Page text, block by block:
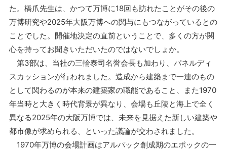
た。橋爪先生は、かつて万博に18回も訪れたことがその後の
万博研究や2025年大阪万博への関与にもつながっているとの
ことでした。開催地決定の直前ということで、多くの方が関
心を持ってお聞きいただいたのではないでしょか。
第3部は、当社の三輪泰司名誉会長も加わり、パネルディ
スカッションが行われました。造成から建築まで一連のもの
として関わるのが本来の建築家の職能であること、また1970
年当時と大きく時代背景が異なり、会場も丘陵と海上で全く
異なる2025年の大阪万博では、未来を見据えた新しい建築や
都市像が求められる、といった議論が交わされました。
1970年万博の会場計画はアルパック創成期のエポックの一